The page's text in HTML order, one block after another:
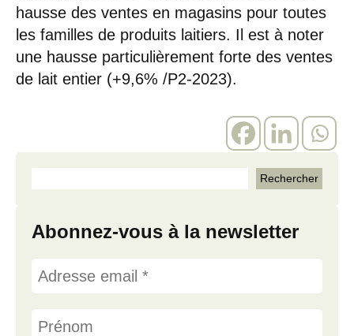
hausse des ventes en magasins pour toutes
les familles de produits laitiers. Il est à noter
une hausse particulièrement forte des ventes
de lait entier (+9,6% /P2-2023).
Abonnez-vous à la newsletter